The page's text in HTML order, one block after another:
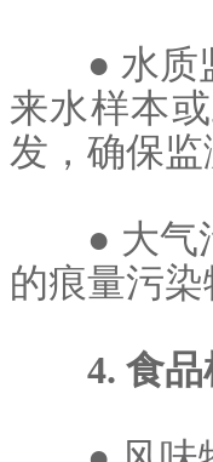
● 水质
来水样本
发，确保
● 大气
的痕量污
4. 食品